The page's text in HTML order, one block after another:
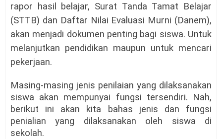
rapor hasil belajar, Surat Tanda Tamat Belajar
(STTB) dan Daftar Nilai Evaluasi Murni (Danem),
akan menjadi dokumen penting bagi siswa. Untuk
melanjutkan pendidikan maupun untuk mencari
pekerjaan.
Masing-masing jenis penilaian yang dilaksanakan
siswa akan mempunyai fungsi tersendiri. Nah,
berikut ini akan kita bahas jenis dan fungsi
penialian yang dilaksanakan oleh siswa di
sekolah.